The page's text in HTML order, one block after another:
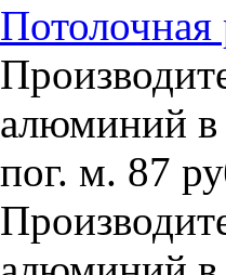
алюминий в
пог. м. 87